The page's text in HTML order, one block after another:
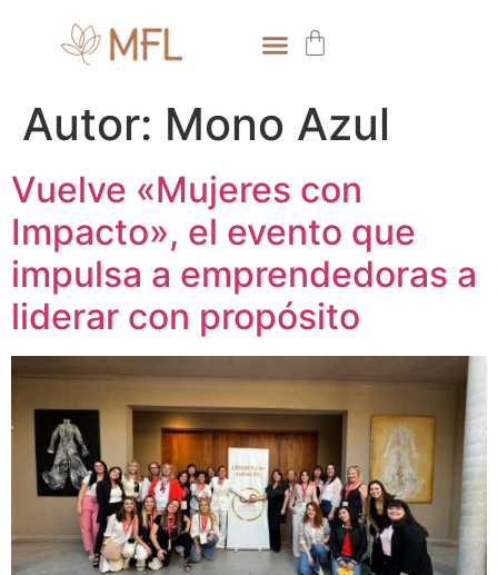
Autor: Mono Azul
Vuelve «Mujeres con
Impacto», el evento que
impulsa a emprendedoras a
liderar con propósito